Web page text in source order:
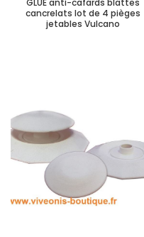
GLUE anti-cafards blattes
cancrelats lot de 4 pièges
jetables Vulcano